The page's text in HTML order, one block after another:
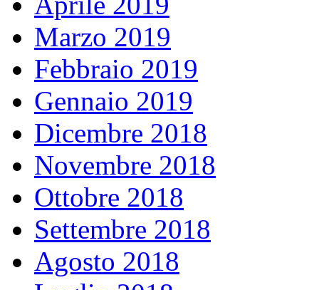
Marzo 2019
Febbraio 2019
Gennaio 2019
Dicembre 2018
Novembre 2018
Ottobre 2018
Settembre 2018
Agosto 2018